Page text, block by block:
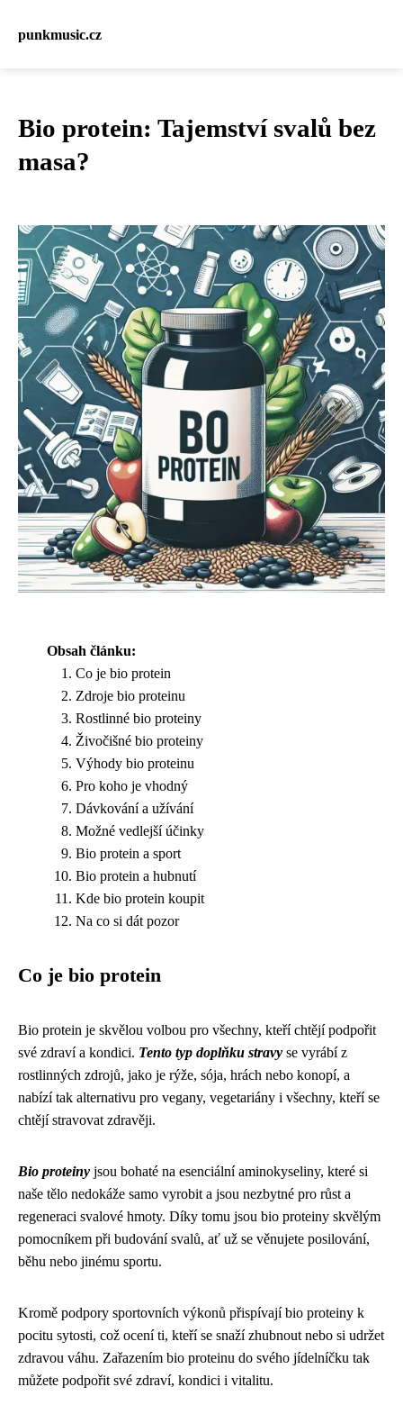
punkmusic.cz
Bio protein: Tajemství svalů bez
masa?
Obsah článku:
Co je bio protein
Zdroje bio proteinu
Rostlinné bio proteiny
Živočišné bio proteiny
Výhody bio proteinu
Pro koho je vhodný
Dávkování a užívání
Možné vedlejší účinky
Bio protein a sport
Bio protein a hubnutí
Kde bio protein koupit
Na co si dát pozor
Co je bio protein
Bio protein je skvělou volbou pro všechny, kteří chtějí podpořit
své zdraví a kondici. Tento typ doplňku stravy se vyrábí z
rostlinných zdrojů, jako je rýže, sója, hrách nebo konopí, a
nabízí tak alternativu pro vegany, vegetariány i všechny, kteří se
chtějí stravovat zdravěji.
Bio proteiny jsou bohaté na esenciální aminokyseliny, které si
naše tělo nedokáže samo vyrobit a jsou nezbytné pro růst a
regeneraci svalové hmoty. Díky tomu jsou bio proteiny skvělým
pomocníkem při budování svalů, ať už se věnujete posilování,
běhu nebo jinému sportu.
Kromě podpory sportovních výkonů přispívají bio proteiny k
pocitu sytosti, což ocení ti, kteří se snaží zhubnout nebo si udržet
zdravou váhu. Zařazením bio proteinu do svého jídelníčku tak
můžete podpořit své zdraví, kondici i vitalitu.